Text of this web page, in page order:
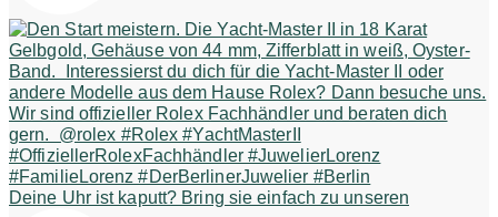
Deine Uhr ist kaputt? Bring sie einfach zu unseren